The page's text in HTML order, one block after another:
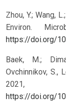
Zhou, Y.; Wang,
Environ.
https://doi.org/
Baek, M.;
Ovchinnikov, S.,
2021,
https://doi.org/